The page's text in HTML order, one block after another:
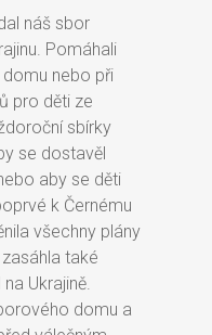
náš sbor
Pomáhali
nebo při
pro děti ze
sbírky
se dostavěl
aby se děti
k Černému
všechny plány
také
Ukrajině.
domu a